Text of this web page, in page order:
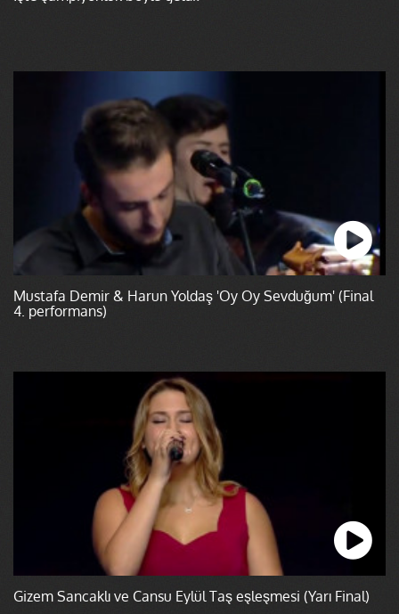
Mustafa Demir & Harun Yoldaş 'Oy Oy Sevduğum' (Final
4. performans)
Gizem Sancaklı ve Cansu Eylül Taş eşleşmesi (Yarı Final)